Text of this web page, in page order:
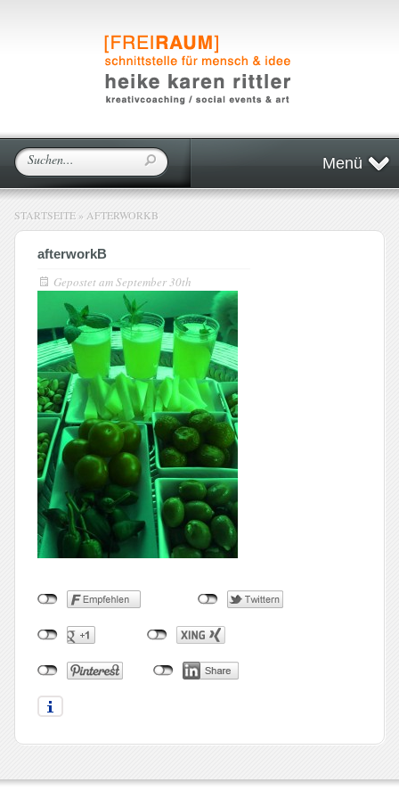
Menü
STARTSEITE » AFTERWORKB
afterworkB
Gepostet amSeptember 30th